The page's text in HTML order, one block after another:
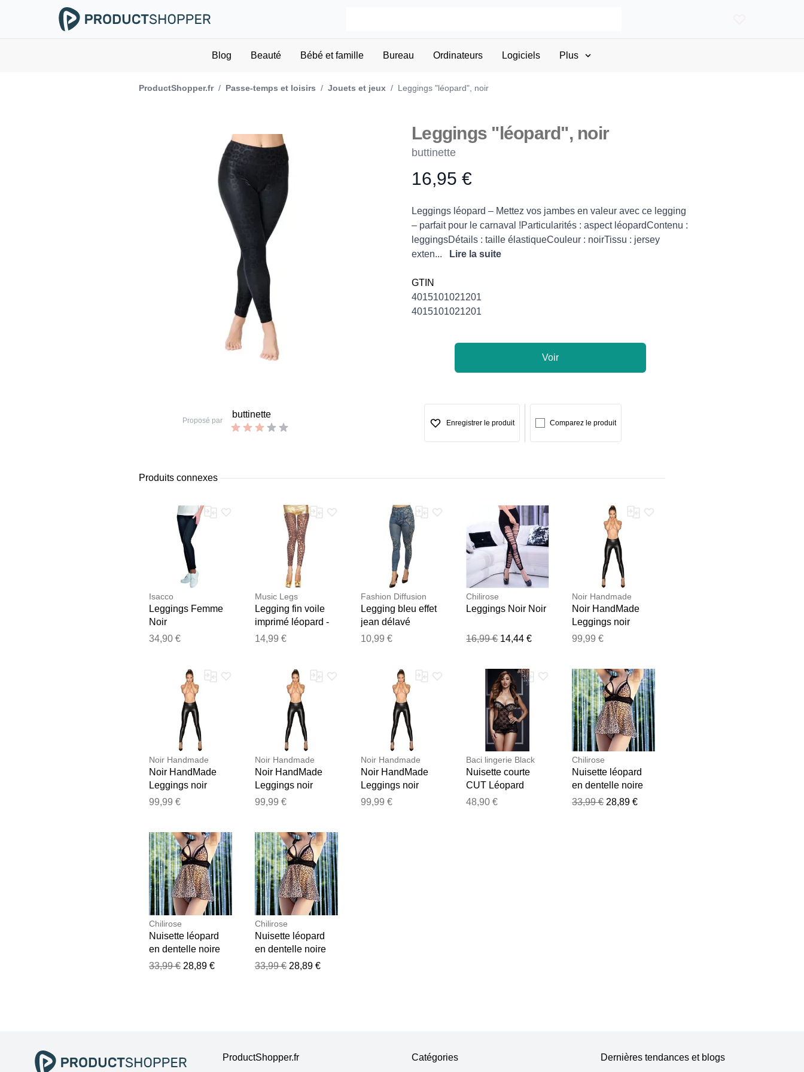
Blog Beauté Bébé et famille Bureau Ordinateurs Logiciels Plus
ProductShopper.fr / Passe-temps et loisirs / Jouets et jeux / Leggings "léopard", noir
Leggings "léopard", noir
buttinette
Product information
16,95 €
Description
Leggings léopard – Mettez vos jambes en valeur avec ce legging
– parfait pour le carnaval !Particularités : aspect léopardContenu :
leggingsDétails : taille élastiqueCouleur : noirTissu : jersey
exten...
Lire la suite
GTIN
4015101021201
4015101021201
Voir
Proposé par
buttinette
Enregistrer le produit Comparez le produit
Produits connexes
Isacco
Leggings Femme
Noir
34,90 €
Music Legs
Legging fin voile
imprimé léopard -
MH35804LEO
14,99 €
Fashion Diffusion
Legging bleu effet
jean délavé
imprimé léopard
10,99 €
Chilirose
Leggings Noir Noir
16,99 € 14,44 €
Noir Handmade
Noir HandMade
Leggings noir
brillant Noir
99,99 €
Noir Handmade
Noir HandMade
Leggings noir
brillant Noir
99,99 €
Noir Handmade
Noir HandMade
Leggings noir
brillant Noir
99,99 €
Noir Handmade
Noir HandMade
Leggings noir
brillant Noir
99,99 €
Baci lingerie Black
Nuisette courte
CUT Léopard
Léopard/Noir
48,90 €
Chilirose
Nuisette léopard
en dentelle noire
Noir
33,99 € 28,89 €
Chilirose
Nuisette léopard
en dentelle noire
Noir
33,99 € 28,89 €
Chilirose
Nuisette léopard
en dentelle noire
Noir
33,99 € 28,89 €
ProductShopper.fr Catégories Dernières tendances et blogs